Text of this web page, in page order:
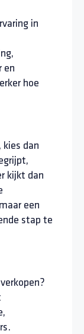
in
en
hoe
dan
kijkt dan
een
stap te